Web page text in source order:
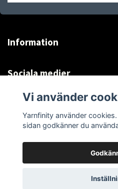
Information
Sociala medier
*Se Information och
© 2026
Vi använder
Yarnfinity använder
sidan godkänner du